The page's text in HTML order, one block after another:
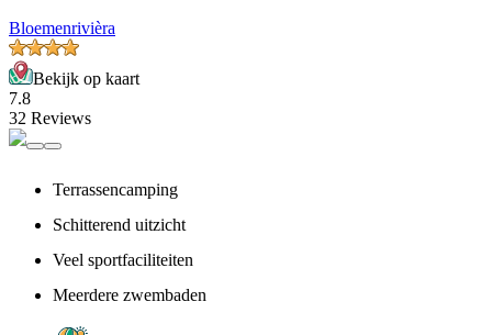
Bloemenrivièra
Bekijk op kaart
7.8
32 Reviews
Terrassencamping
Schitterend uitzicht
Veel sportfaciliteiten
Meerdere zwembaden